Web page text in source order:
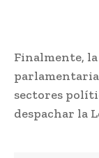
Finalmente,
sectores
despachar la